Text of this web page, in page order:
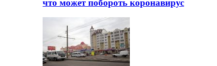
что может побороть коронавирус